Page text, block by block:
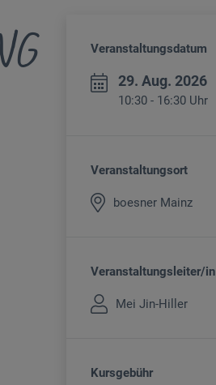
Veranstaltungsdatum
29. Aug. 2026
10:30 - 16:30 Uhr
Veranstaltungsort
boesner Mainz
Veranstaltungsleiter/in
Mei Jin-Hiller
Kursgebühr